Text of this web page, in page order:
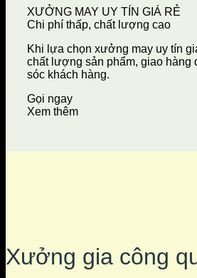
XƯỞNG MAY UY TÍN GIÁ RẺ
Chi phí thấp, chất lượng cao
Khi lựa chọn xưởng may uy tín
chất lượng sản phẩm, giao hàng
sóc khách hàng.
Gọi ngay
Xem thêm
Xưởng gia công